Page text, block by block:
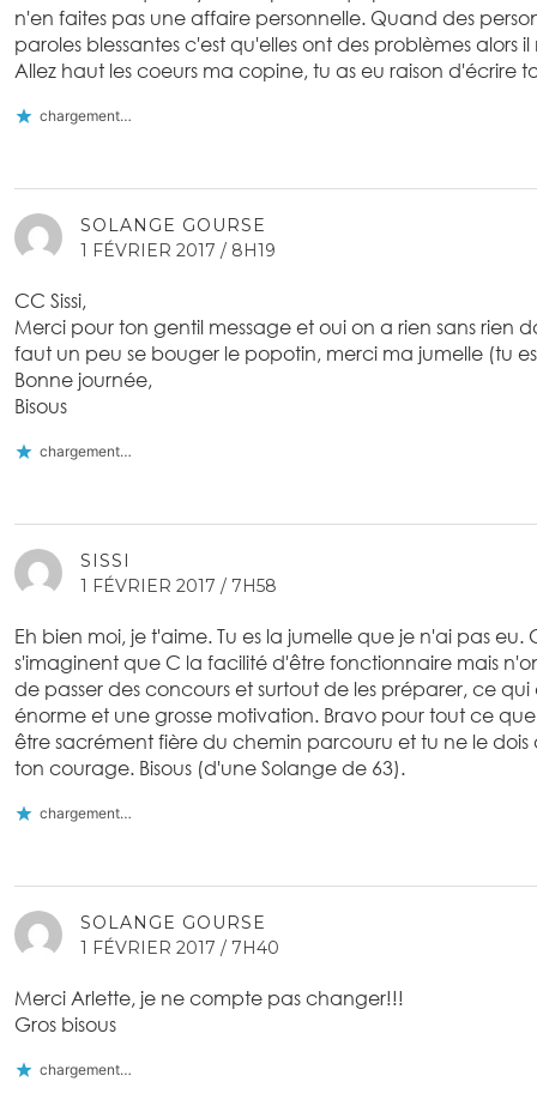
n'en faites pas une affaire personnelle. Quand des
paroles blessantes c'est qu'elles ont des problèmes alors
Allez haut les coeurs ma copine, tu as eu raison d'écrire
chargement…
SOLANGE GOURSE
1 FÉVRIER 2017 / 8H19
CC Sissi,
Merci pour ton gentil message et oui on a rien sans rien
faut un peu se bouger le popotin, merci ma jumelle (tu
Bonne journée,
Bisous
chargement…
SISSI
1 FÉVRIER 2017 / 7H58
Eh bien moi, je t'aime. Tu es la jumelle que je n'ai pas
s'imaginent que C la facilité d'être fonctionnaire mais
de passer des concours et surtout de les préparer, ce
énorme et une grosse motivation. Bravo pour tout ce
être sacrément fière du chemin parcouru et tu ne le dois
ton courage. Bisous (d'une Solange de 63).
chargement…
SOLANGE GOURSE
1 FÉVRIER 2017 / 7H40
Merci Arlette, je ne compte pas changer!!!
Gros bisous
chargement…